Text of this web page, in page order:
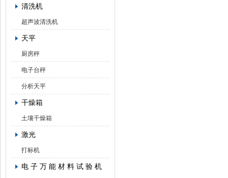
清洗机
超声波清洗机
天平
厨房秤
电子台秤
分析天平
干燥箱
土壤干燥箱
激光
打标机
电 子 万 能 材 料 试 验 机